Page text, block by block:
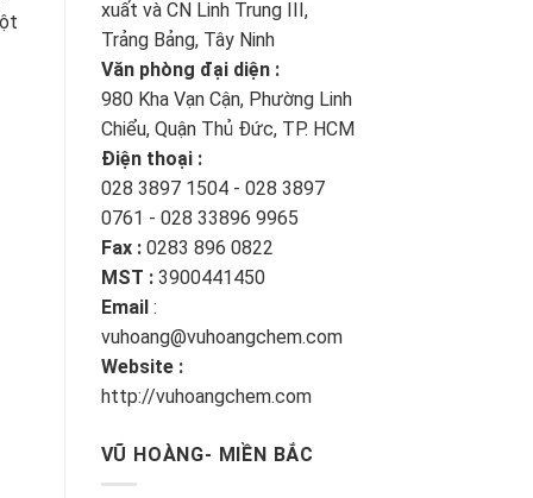
xuất và CN Linh Trung III,
Trảng Bảng, Tây Ninh
Văn phòng đại diện :
980 Kha Vạn Cận, Phường Linh
Chiểu, Quận Thủ Đức, TP. HCM
Điện thoại :
028 3897 1504 - 028 3897
0761 - 028 33896 9965
Fax : 0283 896 0822
MST : 3900441450
Email :
vuhoang@vuhoangchem.com
Website :
http://vuhoangchem.com
VŨ HOÀNG- MIỀN BẮC